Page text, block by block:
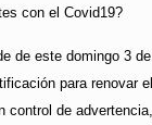
con el Covid19?
de este domingo 3
para renovar
de